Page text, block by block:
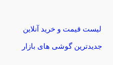
لیست قیمت و خرید آنلاین
جدیدترین گوشی های بازار